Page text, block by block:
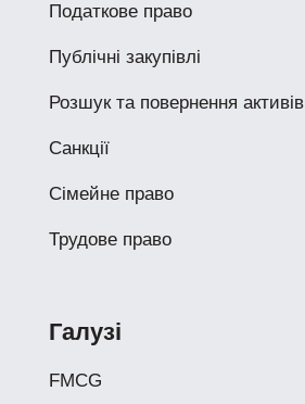
Податкове право
Публічні закупівлі
Розшук та повернення активів
Санкції
Сімейне право
Трудове право
Галузі
FMCG